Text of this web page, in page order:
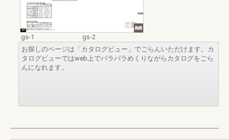
gs-1
gs-2
お探しのページは「カタログビュー」でごらんいただけます。カ
タログビューではweb上でパラパラめくりながらカタログをごら
んになれます。